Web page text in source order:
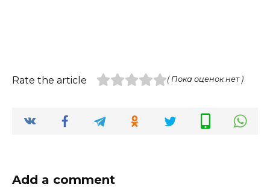
Rate the article ( Пока оценок нет )
Add a comment